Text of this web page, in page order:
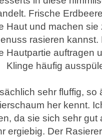
Frische
Haut und machen sie
rasieren
Hautpartie auftragen
Klinge häufig
sehr fluffig,
her kennt.
da sie sich sehr gut
ergiebig. Der